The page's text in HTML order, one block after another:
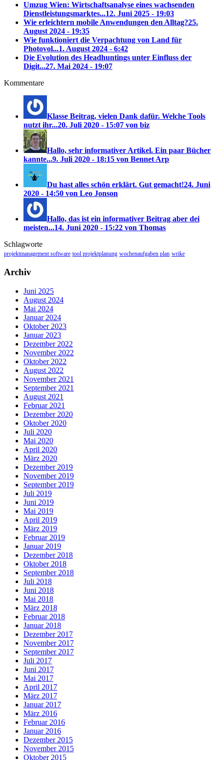
Umzug Wien: Wirtschaftsanalyse eines wachsenden
Dienstleistungsmarktes...12. Juni 2025 - 19:03
Wie erleichtern mobile Anwendungen den Alltag?25.
August 2024 - 19:35
Wie funktioniert die Verpachtung von Land für
Photovol...1. August 2024 - 6:42
Die Evolution des Headhuntings unter Einfluss der
Digit...27. Mai 2024 - 19:07
Kommentare
Klasse Beitrag, vielen Dank dafür. Welche Tools
nutzt ihr...20. Juli 2020 - 15:07 von biz
Hallo, sehr informativer Artikel. Ein paar Bücher
kannte...9. Juli 2020 - 18:15 von Bennet Arp
Du hast alles schön erklärt. Gut gemacht!24. Juni
2020 - 14:50 von Leo Jonson
Hallo, das ist ein informativer Beitrag aber dei
meisten...14. Juni 2020 - 15:22 von Thomas
Schlagworte
projektmanagement software tool projektplanung wochenaufgaben plan wrike
Archiv
Juni 2025
August 2024
Mai 2024
Januar 2024
Oktober 2023
Januar 2023
Dezember 2022
November 2022
Oktober 2022
August 2022
November 2021
September 2021
August 2021
Februar 2021
Dezember 2020
Oktober 2020
Juli 2020
Mai 2020
April 2020
März 2020
Dezember 2019
November 2019
September 2019
Juli 2019
Juni 2019
Mai 2019
April 2019
März 2019
Februar 2019
Januar 2019
Dezember 2018
Oktober 2018
September 2018
Juli 2018
Juni 2018
Mai 2018
März 2018
Februar 2018
Januar 2018
Dezember 2017
November 2017
September 2017
Juli 2017
Juni 2017
Mai 2017
April 2017
März 2017
Januar 2017
März 2016
Februar 2016
Januar 2016
Dezember 2015
November 2015
Oktober 2015